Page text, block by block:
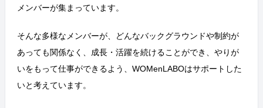
メンバーが集まっています。
そんな多様なメンバーが、どんなバックグラウンドや制約が
あっても関係なく、成長・活躍を続けることができ、 やりが
いをもって仕事ができるよう、WOMenLABOはサポートした
いと考えています。